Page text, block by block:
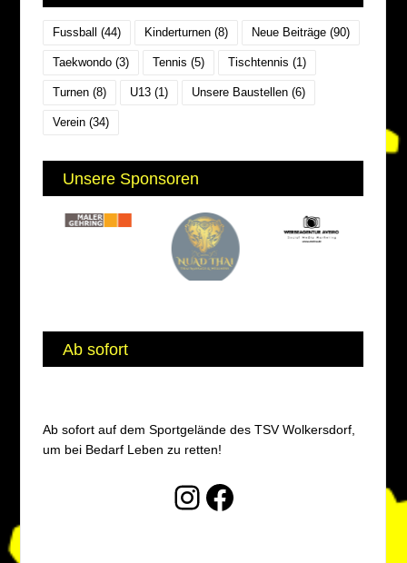
Fussball (44) Kinderturnen(8) Neue Beiträge(90)
Taekwondo(3) Tennis (5) Tischtennis (1)
Turnen(8) U13(1) Unsere Baustellen(6)
Verein(34)
Unsere Sponsoren
Ab sofort
Ab sofort auf dem Sportgelände des TSV Wolkersdorf,
um bei Bedarf Leben zu retten!
Instagram
Facebook